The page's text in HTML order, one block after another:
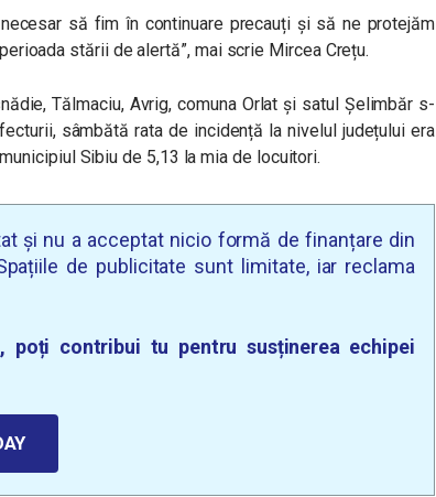
să fim în continuare precauți și să ne protejăm
stării de alertă”, mai scrie Mircea Crețu.
Tălmaciu, Avrig, comuna Orlat și satul Șelimbăr s-
sâmbătă rata de incidență la nivelul județului era
Sibiu de 5,13 la mia de locuitori.
și nu a acceptat nicio formă de finanțare din
de publicitate sunt limitate, iar reclama
poți contribui tu pentru susținerea echipei